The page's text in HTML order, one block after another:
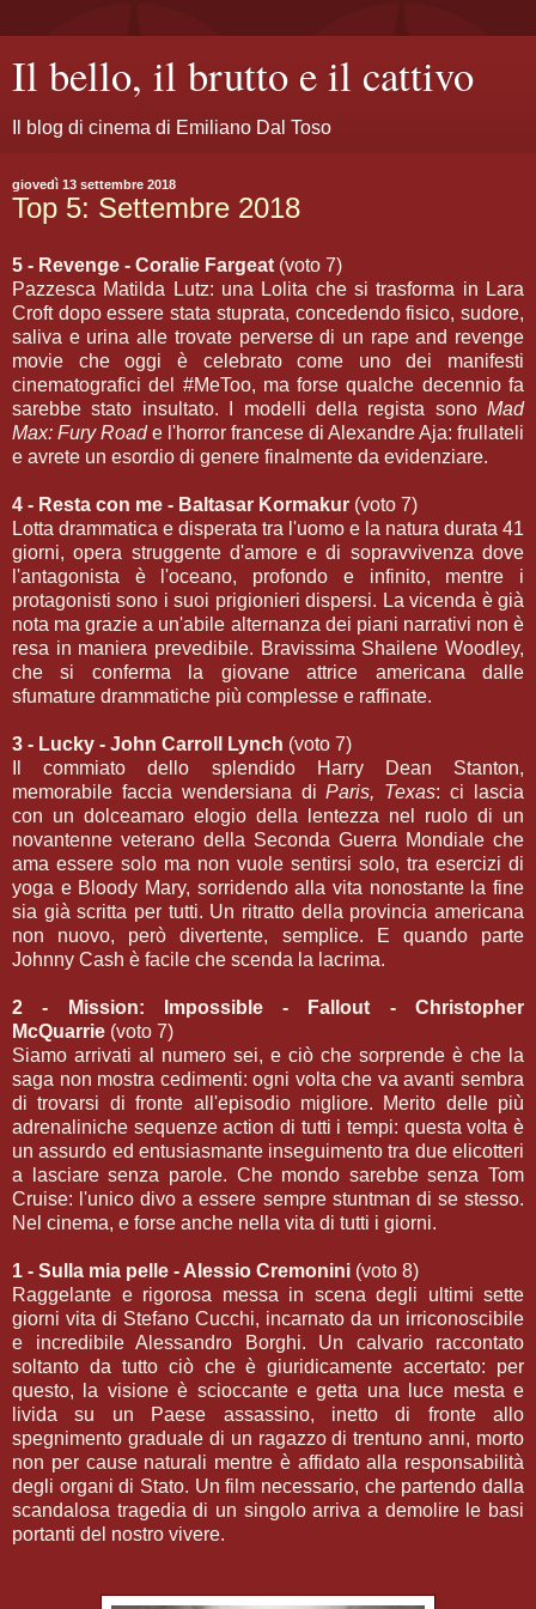
Il bello, il brutto e il cattivo
Il blog di cinema di Emiliano Dal Toso
giovedì 13 settembre 2018
Top 5: Settembre 2018
5 - Revenge - Coralie Fargeat (voto 7)
Pazzesca Matilda Lutz: una Lolita che si trasforma in Lara
Croft dopo essere stata stuprata, concedendo fisico, sudore,
saliva e urina alle trovate perverse di un rape and revenge
movie che oggi è celebrato come uno dei manifesti
cinematografici del #MeToo, ma forse qualche decennio fa
sarebbe stato insultato. I modelli della regista sono Mad
Max: Fury Roade l'horror francese di Alexandre Aja: frullateli
e avrete un esordio di genere finalmente da evidenziare.
4 - Resta con me - Baltasar Kormakur (voto 7)
Lotta drammatica e disperata tra l'uomo e la natura durata 41
giorni, opera struggente d'amore e di sopravvivenza dove
l'antagonista è l'oceano, profondo e infinito, mentre i
protagonisti sono i suoi prigionieri dispersi. La vicenda è già
nota ma grazie a un'abile alternanza dei piani narrativi non è
resa in maniera prevedibile. Bravissima Shailene Woodley,
che si conferma la giovane attrice americana dalle
sfumature drammatiche più complesse e raffinate.
3 - Lucky - John Carroll Lynch (voto 7)
Il commiato dello splendido Harry Dean Stanton,
memorabile faccia wendersiana diParis, Texas: ci lascia
con un dolceamaro elogio della lentezza nel ruolo di un
novantenne veterano della Seconda Guerra Mondiale che
ama essere solo ma non vuole sentirsi solo, tra esercizi di
yoga e Bloody Mary, sorridendo alla vita nonostante la fine
sia già scritta per tutti. Un ritratto della provincia americana
non nuovo, però divertente, semplice. E quando parte
Johnny Cash è facile che scenda la lacrima.
2 - Mission: Impossible - Fallout - Christopher
McQuarrie (voto 7)
Siamo arrivati al numero sei, e ciò che sorprende è che la
saga non mostra cedimenti: ogni volta che va avanti sembra
di trovarsi di fronte all'episodio migliore. Merito delle più
adrenaliniche sequenze action di tutti i tempi: questa volta è
un assurdo ed entusiasmante inseguimento tra due elicotteri
a lasciare senza parole. Che mondo sarebbe senza Tom
Cruise: l'unico divo a essere sempre stuntman di se stesso.
Nel cinema, e forse anche nella vita di tutti i giorni.
1 - Sulla mia pelle - Alessio Cremonini (voto 8)
Raggelante e rigorosa messa in scena degli ultimi sette
giorni vita di Stefano Cucchi, incarnato da un irriconoscibile
e incredibile Alessandro Borghi. Un calvario raccontato
soltanto da tutto ciò che è giuridicamente accertato: per
questo, la visione è scioccante e getta una luce mesta e
livida su un Paese assassino, inetto di fronte allo
spegnimento graduale di un ragazzo di trentuno anni, morto
non per cause naturali mentre è affidato alla responsabilità
degli organi di Stato. Un film necessario, che partendo dalla
scandalosa tragedia di un singolo arriva a demolire le basi
portanti del nostro vivere.